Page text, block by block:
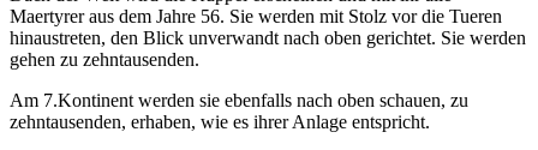
Maertyrer aus dem Jahre 56. Sie werden mit Stolz vor die Tueren
hinaustreten, den Blick unverwandt nach oben gerichtet. Sie werden
gehen zu zehntausenden.
Am 7.Kontinent werden sie ebenfalls nach oben schauen, zu
zehntausenden, erhaben, wie es ihrer Anlage entspricht.